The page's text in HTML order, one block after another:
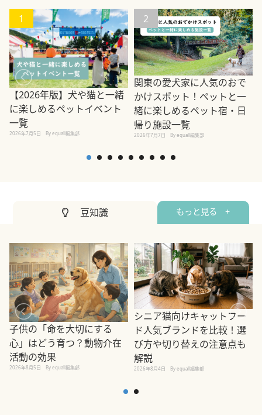
1
【2026年版】犬や猫と一緒
に楽しめるペットイベント
一覧
2026年7月5日 By equall編集部
2
関東の愛犬家に人気のおで
かけスポット！ペットと一
緒に楽しめるペット宿・日
帰り施設一覧
2026年7月7日 By equall編集部
豆知識 もっと見る +
子供の「命を大切にする
心」はどう育つ？動物介在
活動の効果
2026年8月5日 By equall編集部
シニア猫向けキャットフー
ド人気ブランドを比較！選
び方や切り替えの注意点も
解説
2026年8月4日 By equall編集部